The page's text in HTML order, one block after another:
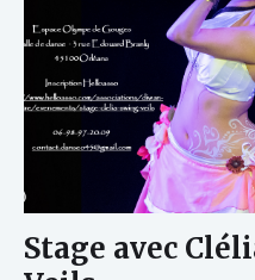
Stage avec